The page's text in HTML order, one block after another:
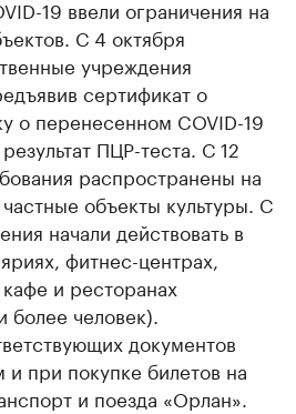
19 ввели ограничения на
С 4 октября
учреждения
сертификат о
о перенесенном COVID-19
ПЦР-теста. С 12
распространены на
объекты культуры. С
начали действовать в
фитнес-центрах,
и ресторанах
более человек).
документов
и при покупке билетов на
и поезда «Орлан».